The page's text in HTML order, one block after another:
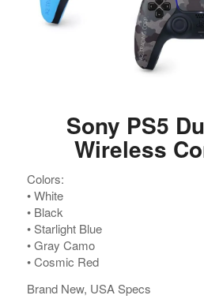
Sony PS5
Wireless
Colors:
•⁠ ⁠White
•⁠ ⁠Black
•⁠ ⁠Starlight Blue
•⁠ ⁠Gray Camo
•⁠ ⁠Cosmic Red
Brand New, USA Specs